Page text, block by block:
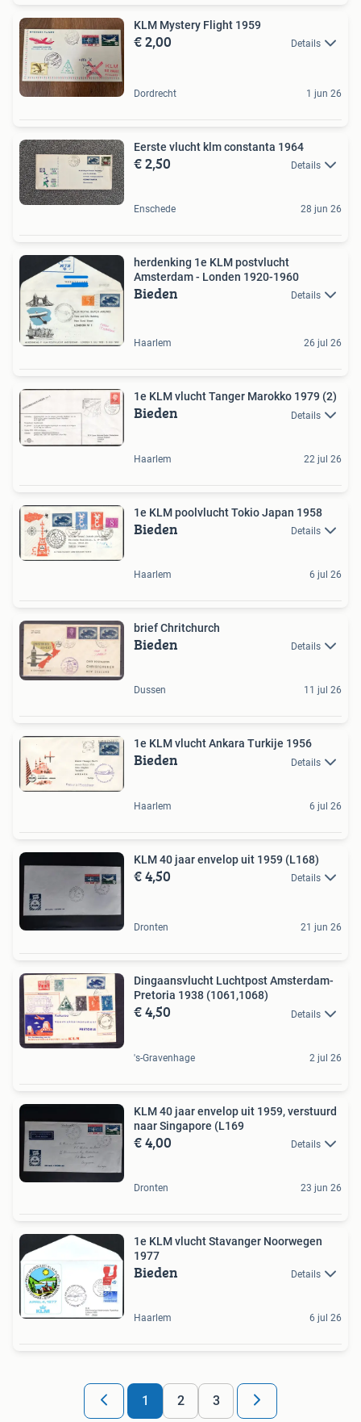
KLM Mystery Flight 1959
€ 2,00 Details
Dordrecht 1 jun 26
Eerste vlucht klm constanta 1964
€ 2,50 Details
Enschede 28 jun 26
herdenking 1e KLM postvlucht
Amsterdam - Londen 1920-1960
Bieden Details
Haarlem 26 jul 26
1e KLM vlucht Tanger Marokko 1979 (2)
Bieden Details
Haarlem 22 jul 26
1e KLM poolvlucht Tokio Japan 1958
Bieden Details
Haarlem 6 jul 26
brief Chritchurch
Bieden Details
Dussen 11 jul 26
1e KLM vlucht Ankara Turkije 1956
Bieden Details
Haarlem 6 jul 26
KLM 40 jaar envelop uit 1959 (L168)
€ 4,50 Details
Dronten 21 jun 26
Dingaansvlucht Luchtpost Amsterdam-
Pretoria 1938 (1061,1068)
€ 4,50 Details
's-Gravenhage 2 jul 26
KLM 40 jaar envelop uit 1959, verstuurd
naar Singapore (L169
€ 4,00 Details
Dronten 23 jun 26
1e KLM vlucht Stavanger Noorwegen
1977
Bieden Details
Haarlem 6 jul 26
1 2 3